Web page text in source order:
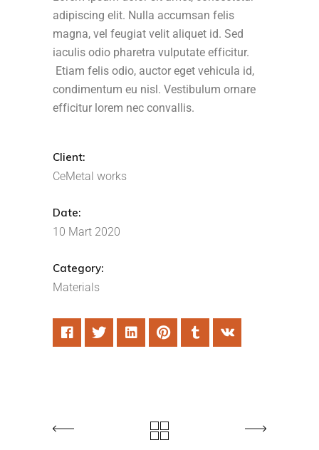
adipiscing elit. Nulla accumsan felis
magna, vel feugiat velit aliquet id. Sed
iaculis odio pharetra vulputate efficitur.
Etiam felis odio, auctor eget vehicula id,
condimentum eu nisl. Vestibulum ornare
efficitur lorem nec convallis.
Client:
CeMetal works
Date:
10 Mart 2020
Category:
Materials